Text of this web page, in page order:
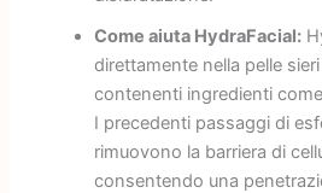
Come aiuta HydraFacial:
direttamente nella pelle
contenenti ingredienti
I precedenti passaggi di
rimuovono la barriera di
consentendo una